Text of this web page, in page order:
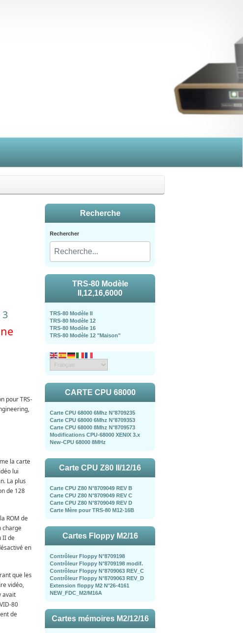
3
pour TRS-
la carte
lui
La plus
de 128
ROM de
charge
II de
en
que les
vidéo,
avait
80
de
Recherche
Rechercher
TRS-80 Modèle
II,12,16,6000
TRS-80 Modèle II
TRS-80 Modèle 12
TRS-80 Modèle 16
TRS-80 Modèle 12 "Maison"
CARTE CPU 68000
Carte CPU 68000 6Mhz N°8709235
Carte CPU 68000 6Mhz N°8709353
Carte CPU 68000 8Mhz N°8709573
Modifications CPU-68000 XENIX 3.x
New-CPU 68000 8MHz
Carte CPU Z80 II/12/16
Carte CPU Z80 N°8709049 REV B
Carte CPU Z80 N°8709049 REV C
Carte CPU Z80 N°8709049 REV D
Carte Mère pour TRS-80 M12-16B
Cartes Floppy M2/16
Contrôleur Floppy N°8709198
Contrôleur Floppy N°8709198 modif.
Contrôleur Floppy N°8709063 REV_C
Contrôleur Floppy N°8709063 REV_D
Extension floppy M2 N°26-4161
NEW_FDC_M2/M16A
Cartes mémoires M2/12/16